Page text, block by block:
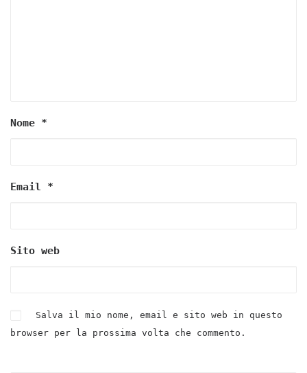
Nome *
Email *
Sito web
Salva il mio nome, email e sito web in questo
browser per la prossima volta che commento.